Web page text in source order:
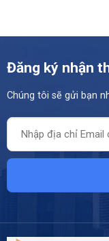
Đăng ký nhận
Chúng tôi sẽ gửi bạn